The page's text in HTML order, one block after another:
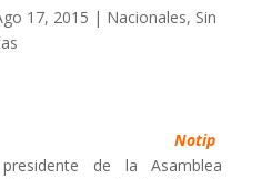
17, 2015 | Nacionales, Sin
Notip
de la Asamblea